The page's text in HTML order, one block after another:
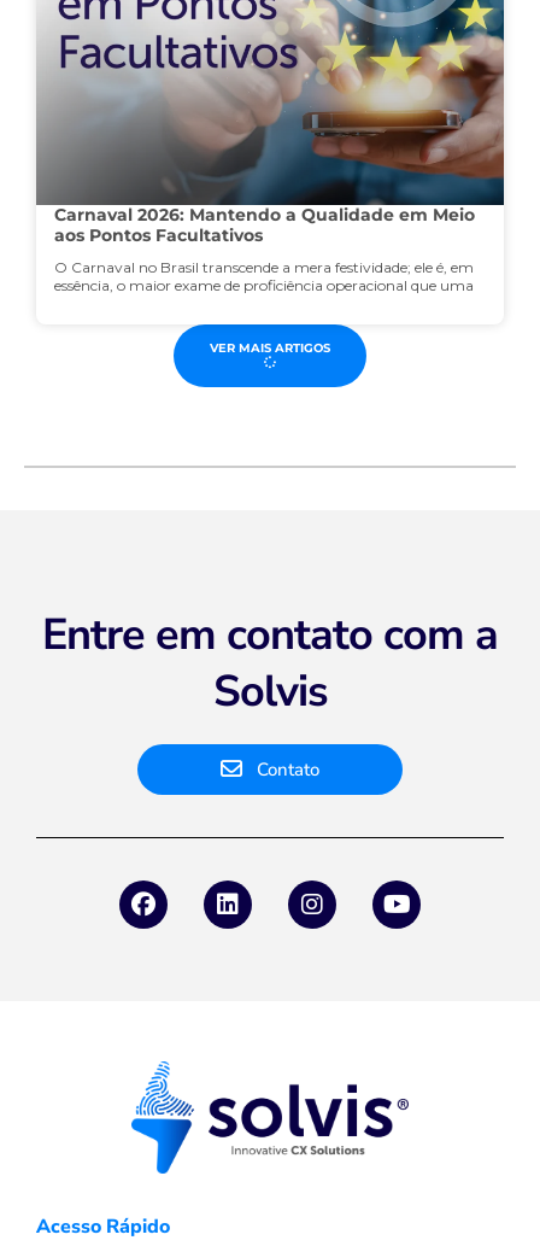
Carnaval 2026: Mantendo a Qualidade em Meio
aos Pontos Facultativos
O Carnaval no Brasil transcende a mera festividade; ele é, em
essência, o maior exame de proficiência operacional que uma
VER MAIS ARTIGOS
Entre em contato com a
Solvis
Contato
Acesso Rápido